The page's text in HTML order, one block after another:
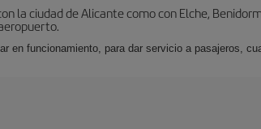
la ciudad de Alicante como con Elche,
en funcionamiento, para dar servicio a pasajeros,